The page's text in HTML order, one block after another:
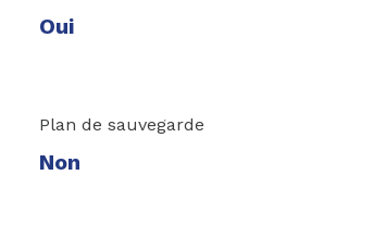
Oui
Plan de sauvegarde
Non